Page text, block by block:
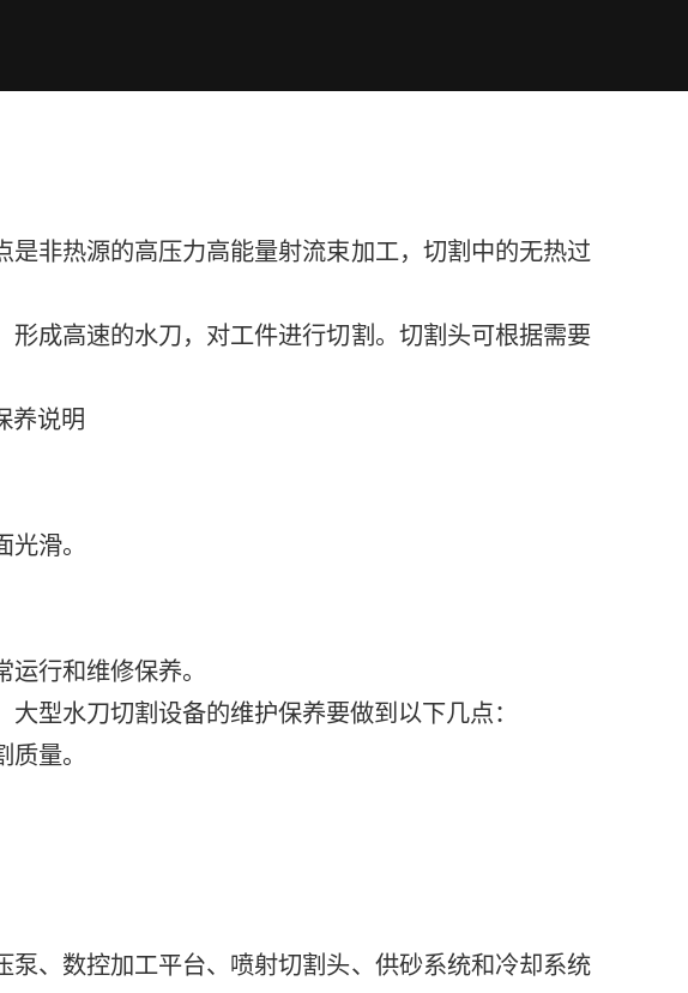
非热源的高压力高能量射流束加工，切割中的无热过
成高速的水刀，对工件进行切割。切割头可根据需要
滑。
行和维修保养。
型水刀切割设备的维护保养要做到以下几点：
量。
、数控加工平台、喷射切割头、供砂系统和冷却系统